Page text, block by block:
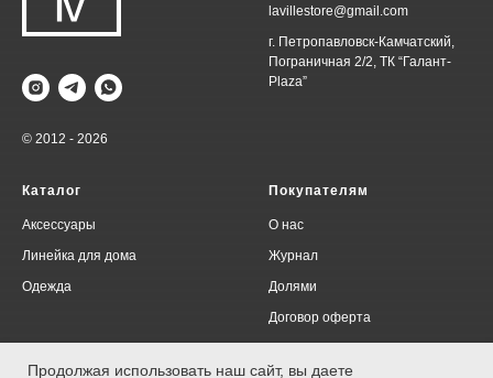
Продолжая использовать наш сайт, вы даете
© 2012 - 2026
lavillestore@gmail.com
г. Петропавловск-Камчатский,
Пограничная 2/2, ТК “Галант-
Plaza”
Каталог
Аксессуары
Линейка для дома
Одежда
Покупателям
О нас
Журнал
Долями
Договор оферта
Политика конфиденциальности